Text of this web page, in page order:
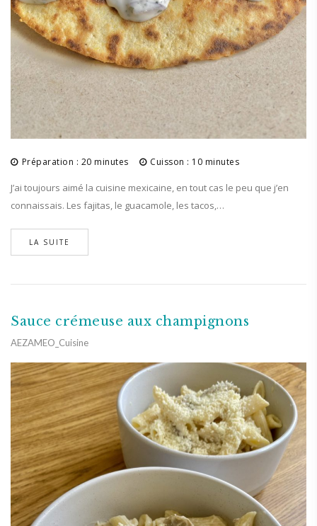
Préparation : 20 minutes Cuisson : 10 minutes
J’ai toujours aimé la cuisine mexicaine, en tout cas le peu que j’en
connaissais. Les fajitas, le guacamole, les tacos,…
LA SUITE
Sauce crémeuse aux champignons
AEZAMEO_Cuisine